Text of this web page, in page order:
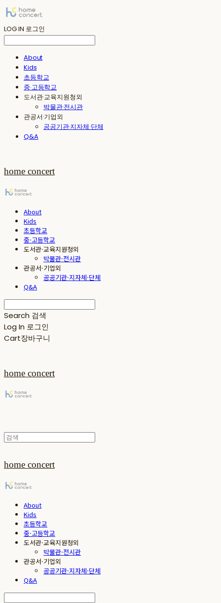
LOG IN 로그인
About
Kids
초등학교
중·고등학교
도서관·교육지원청외
박물관·전시관
관공서·기업외
공공기관·지자체·단체
Q&A
home concert
About
Kids
초등학교
중·고등학교
도서관·교육지원청외
박물관·전시관
관공서·기업외
공공기관·지자체·단체
Q&A
Search 검색
Log In 로그인
Cart장바구니
home concert
home concert
About
Kids
초등학교
중·고등학교
도서관·교육지원청외
박물관·전시관
관공서·기업외
공공기관·지자체·단체
Q&A